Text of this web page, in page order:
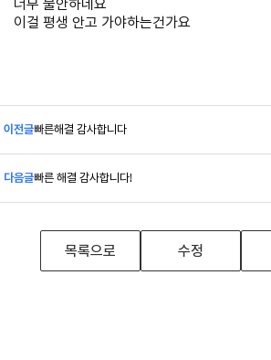
너무 불안하네요
이걸 평생 안고 가야하는건가요
이전글빠른해결 감사합니다
다음글빠른 해결 감사합니다!
목록으로 수정